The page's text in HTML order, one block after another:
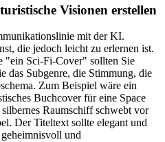
Visionen erstellen
mit der KI.
die jedoch leicht zu erlernen ist.
"ein Sci-Fi-Cover" sollten Sie
das Subgenre, die Stimmung, die
Zum Beispiel wäre ein
Buchcover für eine Space
Raumschiff schwebt vor
Der Titeltext sollte elegant und
und